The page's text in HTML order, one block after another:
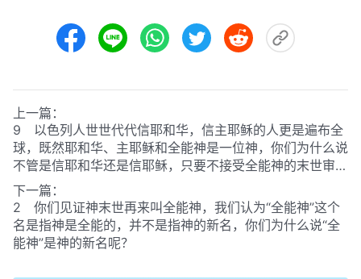
上一篇：
9 以色列人世世代代信耶和华，信主耶稣的人更是遍布全
球，既然耶和华、主耶稣和全能神是一位神，你们为什么说
不管是信耶和华还是信耶稣，只要不接受全能神的末世审判
工作都会被淘汰呢？
下一篇：
2 你们见证神末世再来叫全能神，我们认为“全能神”这个
名是指神是全能的，并不是指神的新名，你们为什么说“全
能神”是神的新名呢？